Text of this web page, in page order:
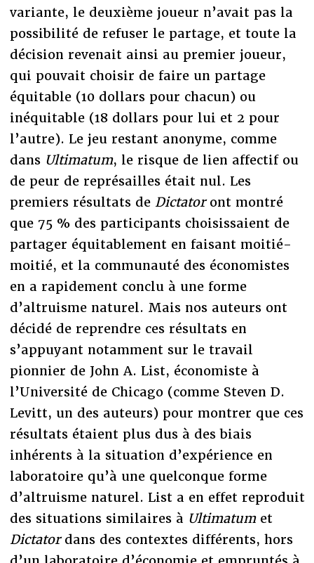
variante, le deuxième joueur n’avait pas la
possibilité de refuser le partage, et toute la
décision revenait ainsi au premier joueur,
qui pouvait choisir de faire un partage
équitable (10 dollars pour chacun) ou
inéquitable (18 dollars pour lui et 2 pour
l’autre). Le jeu restant anonyme, comme
dans Ultimatum, le risque de lien affectif ou
de peur de représailles était nul. Les
premiers résultats de Dictatoront montré
que 75 % des participants choisissaient de
partager équitablement en faisant moitié-
moitié, et la communauté des économistes
en a rapidement conclu à une forme
d’altruisme naturel. Mais nos auteurs ont
décidé de reprendre ces résultats en
s’appuyant notamment sur le travail
pionnier de John A. List, économiste à
l’Université de Chicago (comme Steven D.
Levitt, un des auteurs) pour montrer que ces
résultats étaient plus dus à des biais
inhérents à la situation d’expérience en
laboratoire qu’à une quelconque forme
d’altruisme naturel. List a en effet reproduit
des situations similaires à Ultimatum et
Dictatordans des contextes différents, hors